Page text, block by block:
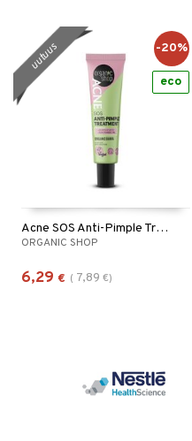
Acne SOS Anti-Pimple Treatment
ORGANIC SHOP
6,29 € ( 7,89 €)
uutuus -20%
eco